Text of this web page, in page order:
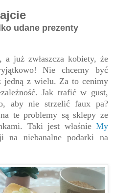
udane prezenty
już zwłaszcza kobiety, że
Nie chcemy być
jedną z wielu. Za to cenimy
Jak trafić w gust,
aby nie strzelić faux pa?
te problemy są sklepy ze
Taki jest właśnie My
na niebanalne podarki na